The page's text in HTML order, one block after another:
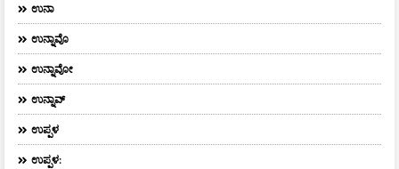
ಉನಾ
ಉನ್ನಾವೊ
ಉನ್ನಾವೋ
ಉನ್ನಾವ್
ಉಪ್ಪಳ
ಉಪ್ಪಳ: